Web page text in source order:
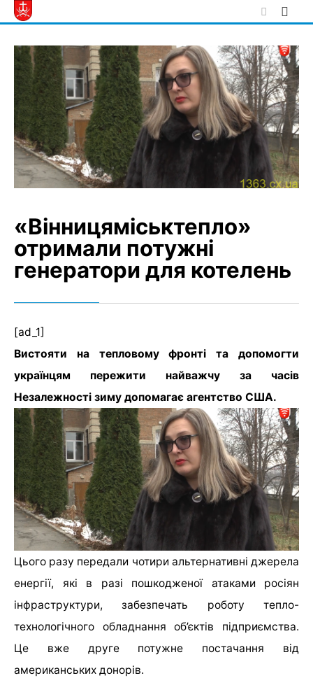
Skip
to
«Вінницяміськтепло»
отримали потужні
генератори для котелень
[ad_1]
Вистояти на тепловому фронті та допомогти
українцям пережити найважчу за часів
Незалежності зиму допомагає агентство США.
Цього разу передали чотири альтернативні джерела
енергії, які в разі пошкодженої атаками росіян
інфраструктури, забезпечать роботу тепло-
технологічного обладнання об’єктів підприємства.
Це вже друге потужне постачання від
американських донорів.